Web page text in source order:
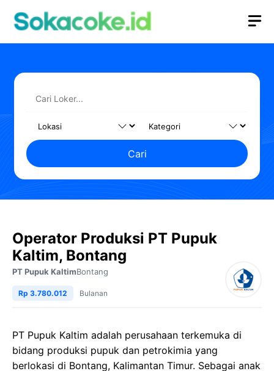
Cari
Operator Produksi PT Pupuk
Kaltim, Bontang
PT Pupuk KaltimBontang
Rp 3.780.012 Bulanan
PT Pupuk Kaltim adalah perusahaan terkemuka di
bidang produksi pupuk dan petrokimia yang
berlokasi di Bontang, Kalimantan Timur. Sebagai anak